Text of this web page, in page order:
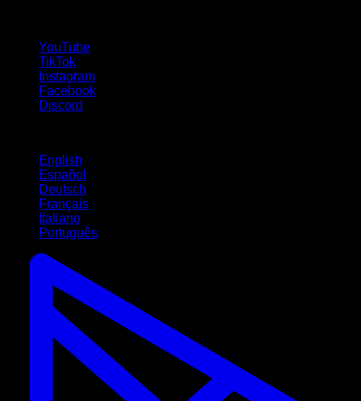
YouTube
TikTok
Instagram
Facebook
Discord
English
Español
Deutsch
Français
Italiano
Português